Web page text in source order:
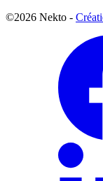
©2026 Nekto -